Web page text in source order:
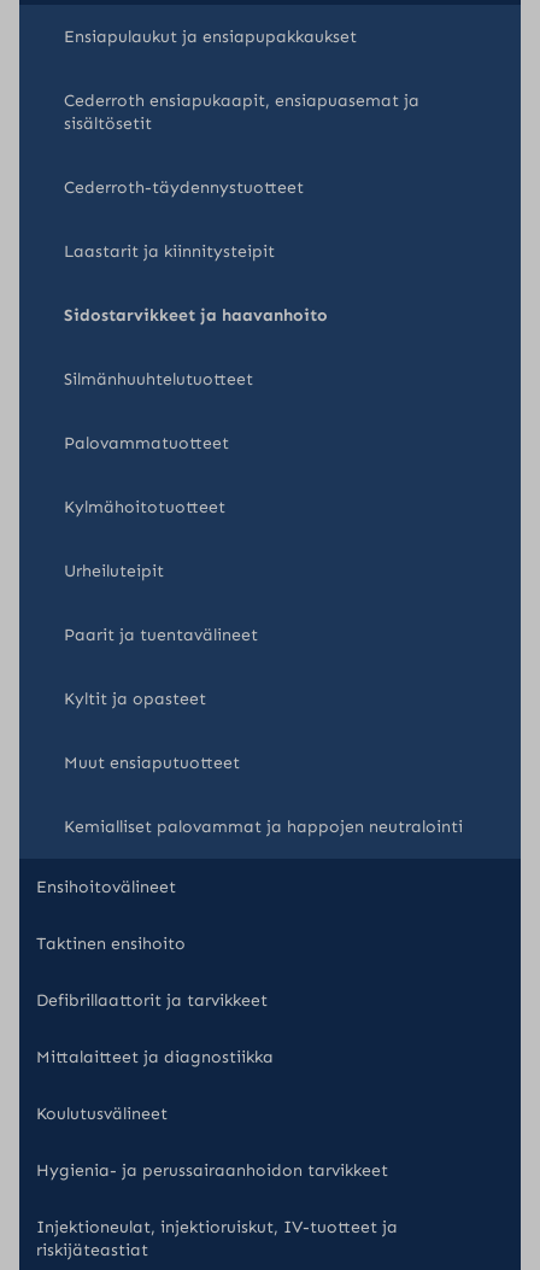
Ensiapulaukut ja ensiapupakkaukset
Cederroth ensiapukaapit, ensiapuasemat ja
sisältösetit
Cederroth-täydennystuotteet
Laastarit ja kiinnitysteipit
Sidostarvikkeet ja haavanhoito
Silmänhuuhtelutuotteet
Palovammatuotteet
Kylmähoitotuotteet
Urheiluteipit
Paarit ja tuentavälineet
Kyltit ja opasteet
Muut ensiaputuotteet
Kemialliset palovammat ja happojen neutralointi
Ensihoitovälineet
Taktinen ensihoito
Defibrillaattorit ja tarvikkeet
Mittalaitteet ja diagnostiikka
Koulutusvälineet
Hygienia- ja perussairaanhoidon tarvikkeet
Injektioneulat, injektioruiskut, IV-tuotteet ja
riskijäteastiat